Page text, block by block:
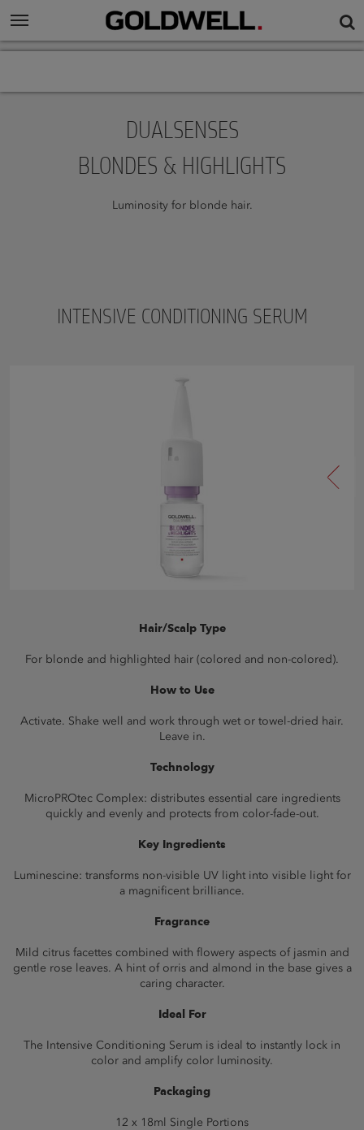
DUALSENSES
BLONDES & HIGHLIGHTS
Luminosity for blonde hair.
INTENSIVE CONDITIONING SERUM
Hair/Scalp Type
For blonde and highlighted hair (colored and non-colored).
How to Use
Activate. Shake well and work through wet or towel-dried hair.
Leave in.
Technology
MicroPROtec Complex: distributes essential care ingredients
quickly and evenly and protects from color-fade-out.
Key Ingredients
Luminescine: transforms non-visible UV light into visible light for
a magnificent brilIiance.
Fragrance
Mild citrus facettes combined with flowery aspects of jasmin and
gentle rose leaves. A hint of orris and almond in the base gives a
caring character.
Ideal For
The Intensive Conditioning Serum is ideal to instantly lock in
color and amplify color luminosity.
Packaging
12 x 18ml Single Portions